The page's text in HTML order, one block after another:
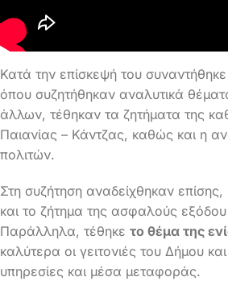
Κατά την επίσκεψή του
όπου συζητήθηκαν αναλυτικά
άλλων, τέθηκαν τα ζητήματα της
Παιανίας – Κάντζας, καθώς και η
πολιτών.
Στη συζήτηση αναδείχθηκαν
και το ζήτημα της ασφαλούς
Παράλληλα, τέθηκε το θέμα της
καλύτερα οι γειτονιές του Δήμου
υπηρεσίες και μέσα μεταφοράς.